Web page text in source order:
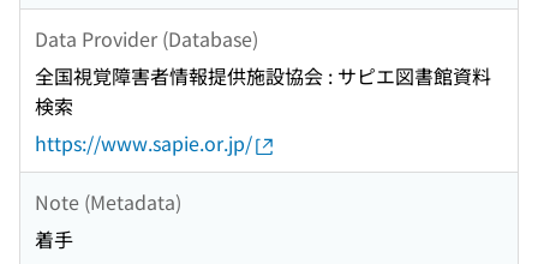
Data Provider (Database)
全国視覚障害者情報提供施設協会 : サピエ図書館資料
検索
https://www.sapie.or.jp/
Note (Metadata)
着手